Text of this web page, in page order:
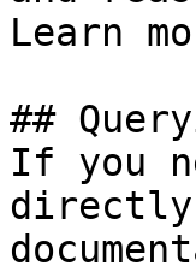
Learn
##
If you
directly